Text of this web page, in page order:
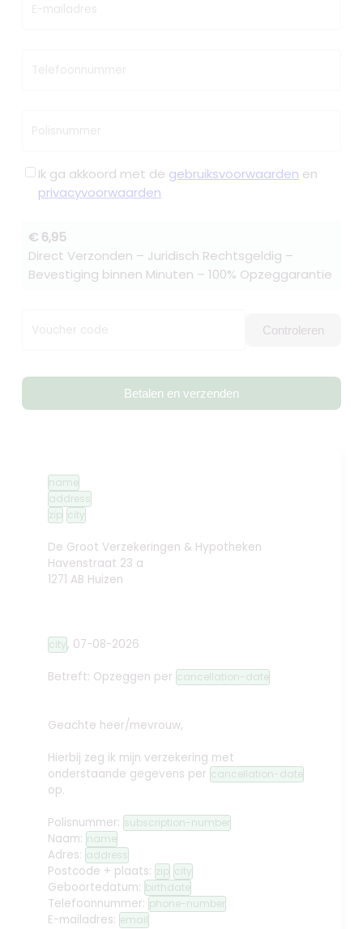
E-mailadres
Telefoonnummer
Polisnummer
Ik ga akkoord met de gebruiksvoorwaarden en
privacyvoorwaarden
€ 6,95
Direct Verzonden – Juridisch Rechtsgeldig –
Bevestiging binnen Minuten – 100% Opzeggarantie
Voucher code Controleren
Betalen en verzenden
name
address
zip city
De Groot Verzekeringen & Hypotheken
Havenstraat 23 a
1271 AB Huizen
city, 07-08-2026
Betreft: Opzeggen per cancellation-date
Geachte heer/mevrouw,
Hierbij zeg ik mijn verzekering met
onderstaande gegevens per cancellation-date
op.
Polisnummer: subscription-number
Naam: name
Adres: address
Postcode + plaats: zip city
Geboortedatum: birthdate
Telefoonnummer: phone-number
E-mailadres: email